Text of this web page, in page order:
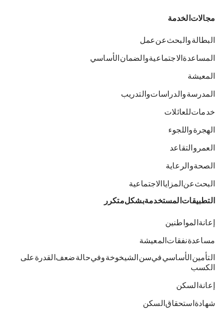
مجالات الخدمة
البطالة والبحث عن عمل
المساعدة الاجتماعية والضمان الأساسي
المعيشة
المدرسة والدراسات والتدريب
خدمات للعائلات
الهجرة واللجوء
العمر والتقاعد
الصحة والرعاية
البحث عن المزايا الاجتماعية
التطبيقات المستخدمة بشكل متكرر
إعانة المواطنين
مساعدة نفقات المعيشة
التأمين الأساسي في سن الشيخوخة وفي حالة ضعف القدرة على
الكسب
إعانة السكن
شهادة استحقاق السكن